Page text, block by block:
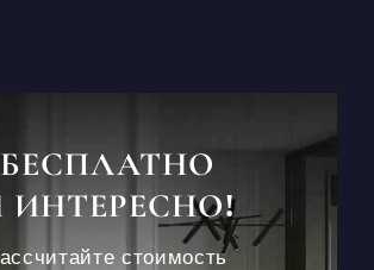
БЕСПЛАТНО
ИНТЕРЕСНО!
стоимость